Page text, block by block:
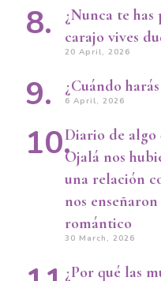
¿Nunca te
carajo vives
20 April, 2026
¿Cuándo
6 April, 2026
Diario de algo
Ojalá nos
una relación
nos
romántico
30 March, 2026
¿Por qué las